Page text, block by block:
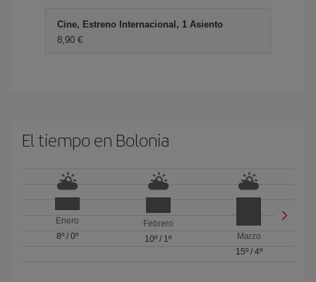
Cine, Estreno Internacional, 1 Asiento
8,90 €
El tiempo en Bolonia
Enero
8º/ 0º
Febrero
10º / 1º
Marzo
15º/ 4º